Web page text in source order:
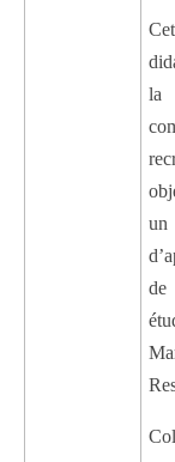
la
un
de